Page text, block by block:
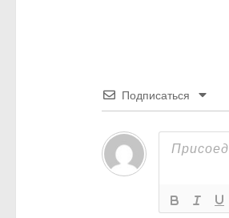
Подписаться